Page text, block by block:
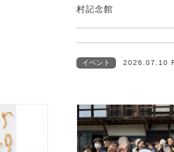
村記念館
イベント 2026.07.10